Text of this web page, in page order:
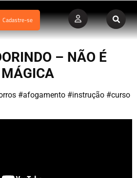
Cadastre-se
– NÃO É
MÁGICA
#afogamento #instrução #curso